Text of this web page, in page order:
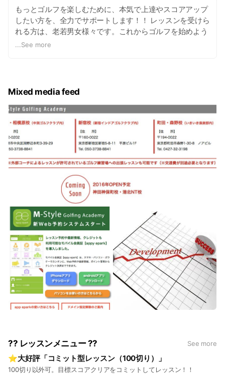
もっとゴルフを楽しむために、本気で上達やスコアアップ
したい方を、全力でサポートします！！ レッスンを受けら
れる方は、老若男女様々です。これからゴルフを始めよう
とされる方、ビギナーの方、競技ゴルファーの方やプロを
えすること、実現への方法や状態を示しお手伝いをさせて
いただくこと、その全てがプロコーチのゴルフレッスンで
あり、コーチングがあると考えています。 なぜミスショッ
トやエラーが起きるのか？ そしてその「原因と対処方法」
をロジカルにレクチャー致します。そのレッスンの内容は
記録やデータに残し、Webサポート等のアフターフォロー
も充実しています。 レンジレッスン以外に、ラウンドレッ
スン（本コース・ショートコース）、オンコースレッス
ン、ショートゴルフ専科レッスン等、レベルアップへのメ
ニューを豊富にご用意しております。 当アカデミーは「楽
しいゴルフ」と「スコアアップをお約束する」ゴルフアカ
デミーです。
...See more
Mixed media feed
?? レッスンメニュー ?? See more
⭐️大好評「コミット型レッスン（100切り）」
100切り以外可。目標スコアクリアをコミットしてレッスン！！